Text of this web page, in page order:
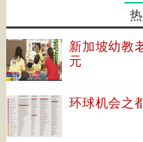
新加坡幼教
元
环球机会之